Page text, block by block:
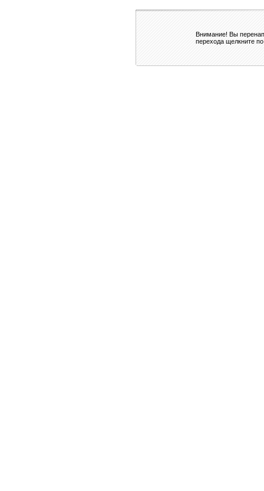
Внимание! Вы
перехода щелкните